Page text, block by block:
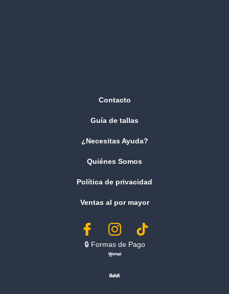
Contacto
Guía de tallas
¿Necesitas Ayuda?
Quiénes Somos
Política de privacidad
Ventas al por mayor
🔒︎ Formas de Pago